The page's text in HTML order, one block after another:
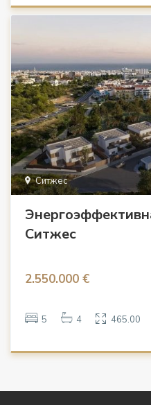
Ситжес
Ситжес
2.550.000 €
5 4 465.00